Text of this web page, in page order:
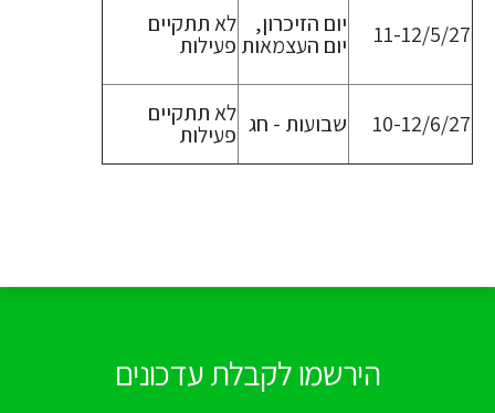
11-12/5/27 יום הזיכרון,
יום העצמאות
לא תתקיים
פעילות
10-12/6/27 שבועות - חג לא תתקיים
פעילות
הירשמו לקבלת עדכונים